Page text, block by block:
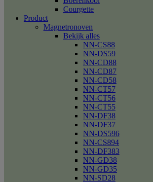
Courgette
Product
Magnetronoven
Bekijk alles
NN-CS88
NN-DS59
NN-CD88
NN-CD87
NN-CD58
NN-CT57
NN-CT56
NN-CT55
NN-DF38
NN-DF37
NN-DS596
NN-CS894
NN-DF383
NN-GD38
NN-GD35
NN-SD28